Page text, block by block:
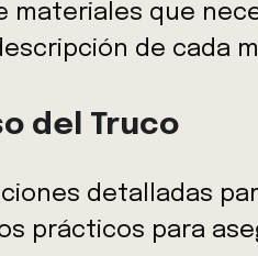
materiales que
de cada
del Truco
detalladas
prácticos para